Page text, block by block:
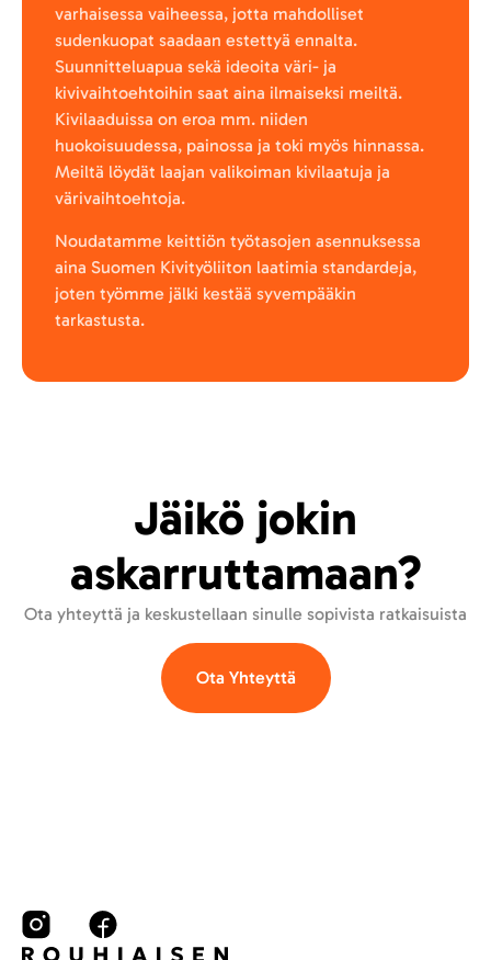
varhaisessa vaiheessa, jotta mahdolliset
sudenkuopat saadaan estettyä ennalta.
Suunnitteluapua sekä ideoita väri- ja
kivivaihtoehtoihin saat aina ilmaiseksi meiltä.
Kivilaaduissa on eroa mm. niiden
huokoisuudessa, painossa ja toki myös hinnassa.
Meiltä löydät laajan valikoiman kivilaatuja ja
värivaihtoehtoja.
Noudatamme keittiön työtasojen asennuksessa
aina Suomen Kivityöliiton laatimia standardeja,
joten työmme jälki kestää syvempääkin
tarkastusta.
Jäikö jokin
askarruttamaan?
Ota yhteyttä ja keskustellaan sinulle sopivista ratkaisuista
Ota Yhteyttä